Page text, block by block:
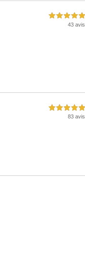
5,0 étoiles sur 5
43 avis
5,0 étoiles sur 5
83 avis